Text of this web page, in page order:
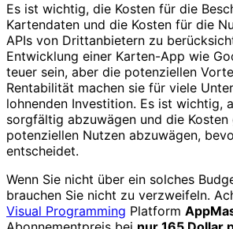
Es ist wichtig, die Kosten für die
Kartendaten und die Kosten für die
APIs von Drittanbietern zu
Entwicklung einer Karten-App wie
teuer sein, aber die potenziellen
Rentabilität machen sie für viele
lohnenden Investition. Es ist wichtig,
sorgfältig abzuwägen und die Kosten
potenziellen Nutzen abzuwägen,
entscheidet.
Wenn Sie nicht über ein solches
brauchen Sie nicht zu verzweifeln.
Visual Programming Platform